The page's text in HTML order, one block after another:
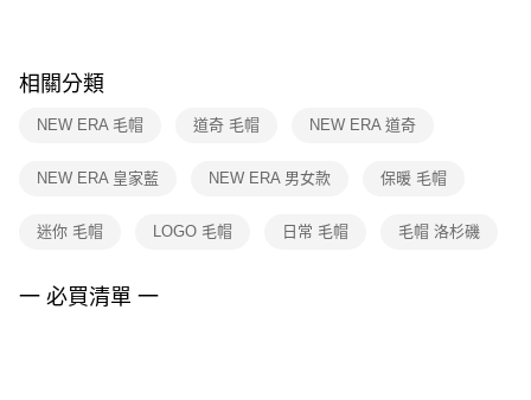
※ 交易是否成功請以「AFTEE先享後付 」之結帳頁面顯示為準，若有關於
是否繳費成功／繳費後需取消欲退款等相關疑問，請聯繫「AFTEE先享後付
客戶支援中心」https://netprotections.freshdesk.com/support/home
１．透過由恩沛科技股份有限公司提供之「AFTEE先享後付」服務完成之交
權轉讓予恩沛科技股份有限公司。
３．未成年的使用者請事先徵得法定代理人或監護人之同意方可使用
「AFTEE先享後付」，若未經同意申辦者引起之損失，本公司不負相關責
相關分類
NEW ERA 毛帽 道奇 毛帽 NEW ERA 道奇
NEW ERA 皇家藍 NEW ERA 男女款 保暖 毛帽
迷你 毛帽 LOGO 毛帽 日常 毛帽 毛帽 洛杉磯
一 必買清單 一